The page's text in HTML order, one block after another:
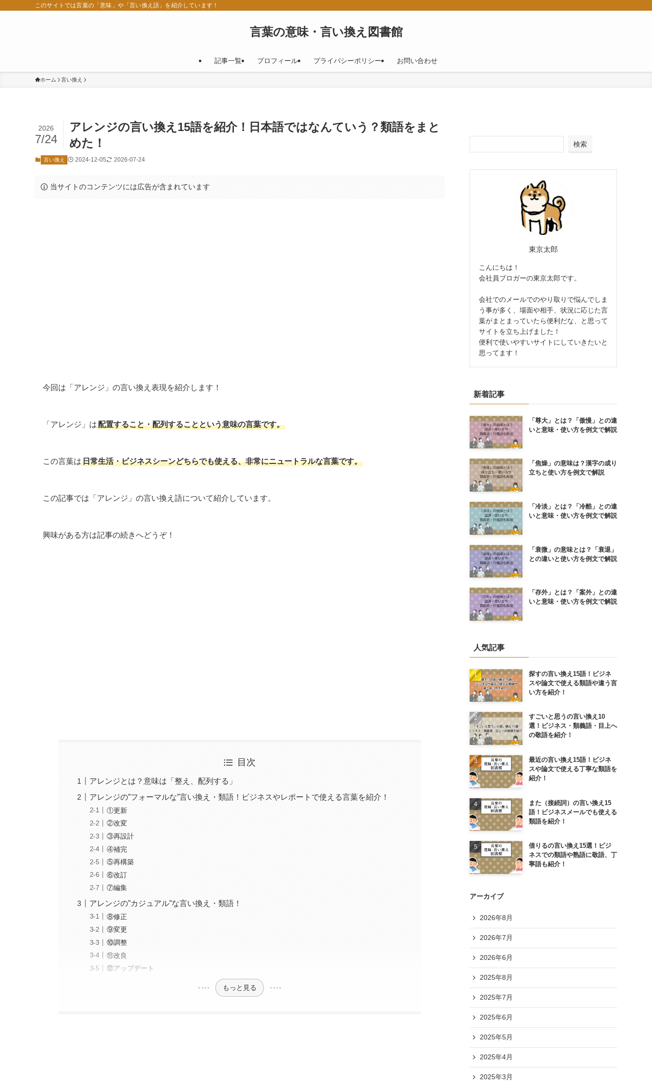
このサイトでは言葉の「意味」や「言い換え語」を紹介しています！
言葉の意味・言い換え図書館
記事一覧 プロフィール プライバシーポリシー お問い合わせ
ホーム 言い換え
アレンジの言い換え15語を紹介！日本語ではなんていう？類語をまと
めた！
2026
7/24
言い換え 2024-12-05 2026-07-24
当サイトのコンテンツには広告が含まれています
今回は「アレンジ」の言い換え表現を紹介します！
「アレンジ」は配置すること・配列することという意味の言葉です。
この言葉は日常生活・ビジネスシーンどちらでも使える、非常にニュートラルな言葉です。
この記事では「アレンジ」の言い換え語について紹介しています。
興味がある方は記事の続きへどうぞ！
目次
アレンジとは？意味は「整え、配列する」
アレンジの”フォーマルな”言い換え・類語！ビジネスやレポートで使える言葉を紹介！
①更新
②改変
③再設計
④補完
⑤再構築
⑥改訂
⑦編集
アレンジの”カジュアル”な言い換え・類語！
⑧修正
⑨変更
⑩調整
⑪改良
⑫アップデート
もっと見る
検索
東京太郎
こんにちは！
会社員ブロガーの東京太郎です。
会社でのメールでのやり取りで悩んでしま
う事が多く、場面や相手、状況に応じた言
葉がまとまっていたら便利だな、と思って
サイトを立ち上げました！
便利で使いやすいサイトにしていきたいと
思ってます！
新着記事
「尊大」とは？「傲慢」との違
いと意味・使い方を例文で解説
「焦燥」の意味は？漢字の成り
立ちと使い方を例文で解説
「冷淡」とは？「冷酷」との違
いと意味・使い方を例文で解説
「衰微」の意味とは？「衰退」
との違いと使い方を例文で解説
「存外」とは？「案外」との違
いと意味・使い方を例文で解説
人気記事
探すの言い換え15語！ビジネ
スや論文で使える類語や違う言
い方を紹介！
すごいと思うの言い換え10
選！ビジネス・類義語・目上へ
の敬語を紹介！
最近の言い換え15語！ビジネ
スや論文で使える丁寧な類語を
紹介！
また（接続詞）の言い換え15
語！ビジネスメールでも使える
類語を紹介！
借りるの言い換え15選！ビジ
ネスでの類語や熟語に敬語、丁
寧語も紹介！
アーカイブ
2026年8月
2026年7月
2026年6月
2025年8月
2025年7月
2025年6月
2025年5月
2025年4月
2025年3月